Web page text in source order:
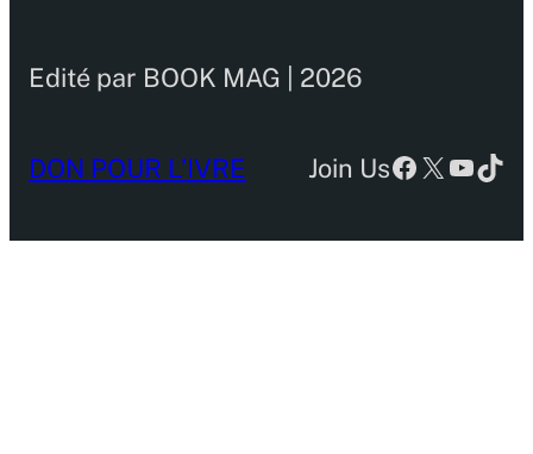
Edité par BOOK MAG | 2026
DON POUR L’IVRE Join UsFacebook
X